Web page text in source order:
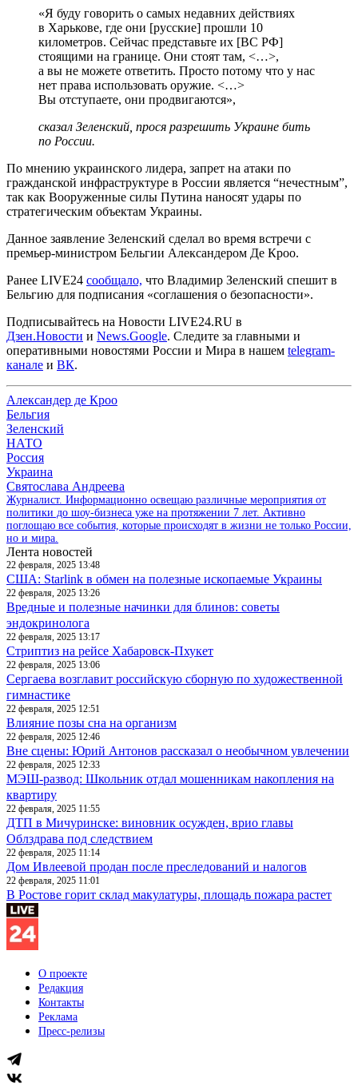
«Я буду говорить о самых недавних действиях
в Харькове, где они [русские] прошли 10
километров. Сейчас представьте их [ВС РФ]
стоящими на границе. Они стоят там, <…>,
а вы не можете ответить. Просто потому что у нас
нет права использовать оружие. <…>
Вы отступаете, они продвигаются»,
сказал Зеленский, прося разрешить Украине бить
по России.
По мнению украинского лидера, запрет на атаки по
гражданской инфраструктуре в России является “нечестным”,
так как Вооруженные силы Путина наносят удары по
стратегическим объектам Украины.
Данное заявление Зеленский сделал во время встречи с
премьер-министром Бельгии Александером Де Кроо.
Ранее LIVE24 сообщало, что Владимир Зеленский спешит в
Бельгию для подписания «соглашения о безопасности».
Подписывайтесь на Новости LIVE24.RU в
Дзен.Новости и News.Google. Следите за главными и
оперативными новостями России и Мира в нашем telegram-
канале и ВК.
Александер де Кроо
Бельгия
Зеленский
НАТО
Россия
Украина
Святослава Андреева
Журналист. Информационно освещаю различные мероприятия от
политики до шоу-бизнеса уже на протяжении 7 лет. Активно
поглощаю все события, которые происходят в жизни не только России,
но и мира.
Лента новостей
22 февраля, 2025 13:48
США: Starlink в обмен на полезные ископаемые Украины
22 февраля, 2025 13:26
Вредные и полезные начинки для блинов: советы
эндокринолога
22 февраля, 2025 13:17
Стриптиз на рейсе Хабаровск-Пхукет
22 февраля, 2025 13:06
Сергаева возглавит российскую сборную по художественной
гимнастике
22 февраля, 2025 12:51
Влияние позы сна на организм
22 февраля, 2025 12:46
Вне сцены: Юрий Антонов рассказал о необычном увлечении
22 февраля, 2025 12:33
МЭШ-развод: Школьник отдал мошенникам накопления на
квартиру
22 февраля, 2025 11:55
ДТП в Мичуринске: виновник осужден, врио главы
Облздрава под следствием
22 февраля, 2025 11:14
Дом Ивлеевой продан после преследований и налогов
22 февраля, 2025 11:01
В Ростове горит склад макулатуры, площадь пожара растет
О проекте
Редакция
Контакты
Реклама
Пресс-релизы